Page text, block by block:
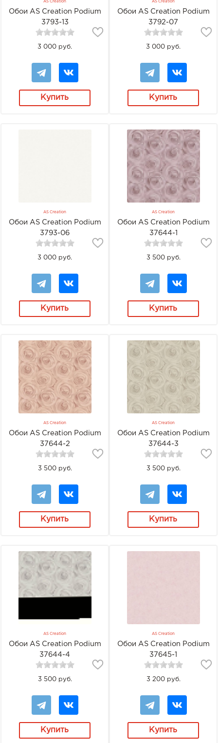
AS Creation
Обои AS Creation Podium
3793-13
3 000 руб.
Купить
AS Creation
Обои AS Creation Podium
3792-07
3 000 руб.
Купить
AS Creation
Обои AS Creation Podium
3793-06
3 000 руб.
Купить
AS Creation
Обои AS Creation Podium
37644-1
3 500 руб.
Купить
AS Creation
Обои AS Creation Podium
37644-2
3 500 руб.
Купить
AS Creation
Обои AS Creation Podium
37644-3
3 500 руб.
Купить
AS Creation
Обои AS Creation Podium
37644-4
3 500 руб.
Купить
AS Creation
Обои AS Creation Podium
37645-1
3 200 руб.
Купить